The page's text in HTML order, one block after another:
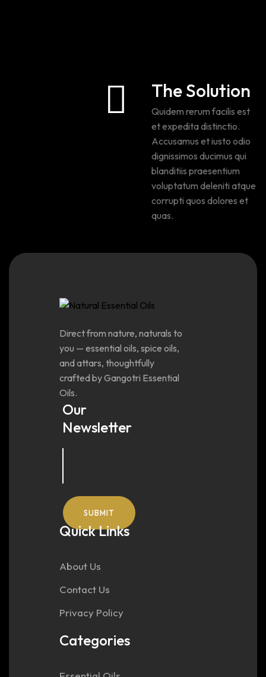
The Solution
Quidem rerum facilis est
et expedita distinctio.
Accusamus et iusto odio
dignissimos ducimus qui
blanditiis praesentium
voluptatum deleniti atque
corrupti quos dolores et
quas.
Direct from nature, naturals to
you — essential oils, spice oils,
and attars, thoughtfully
crafted by Gangotri Essential
Oils.
Our
Newsletter
Quick Links
About Us
Contact Us
Privacy Policy
Categories